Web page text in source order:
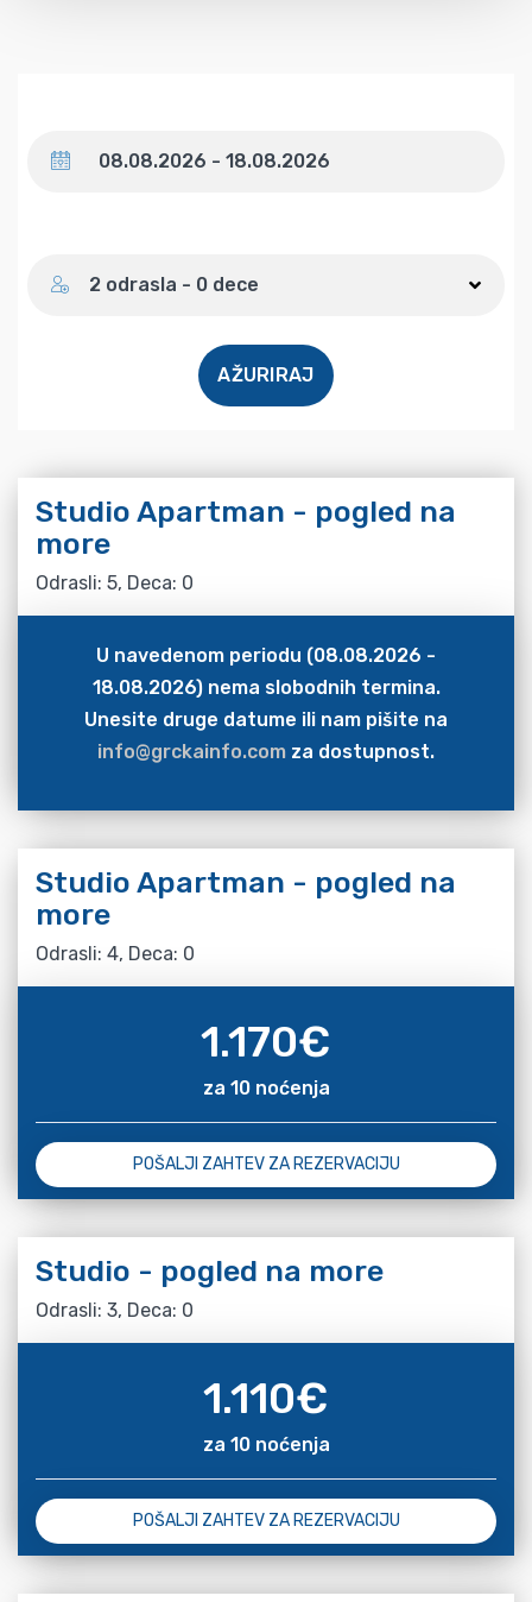
2 odrasla - 0 dece
AŽURIRAJ
Studio Apartman - pogled na
more
Odrasli: 5, Deca: 0
U navedenom periodu (08.08.2026 -
18.08.2026) nema slobodnih termina.
Unesite druge datume ili nam pišite na
info@grckainfo.com za dostupnost.
Studio Apartman - pogled na
more
Odrasli: 4, Deca: 0
1.170€
za 10 noćenja
POŠALJI ZAHTEV ZA REZERVACIJU
Studio - pogled na more
Odrasli: 3, Deca: 0
1.110€
za 10 noćenja
POŠALJI ZAHTEV ZA REZERVACIJU